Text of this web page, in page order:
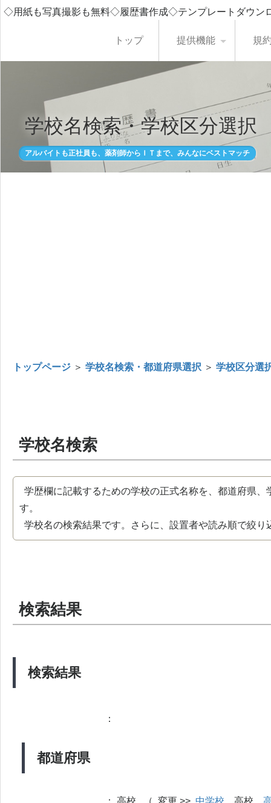
◇用紙も写真撮影も無料◇履歴書作成◇テンプレートダウ
トップ 提供機能 規
学校名検索・学校区分選択
アルバイトも正社員も、薬剤師からＩＴまで、みんなにベストマッチ
トップページ ＞ 学校名検索・都道府県選択 ＞ 学校区分選
学校名検索
学歴欄に記載するための学校の正式名称を、都道府県
す。
学校名の検索結果です。さらに、設置者や読み順で絞り
検索結果
検索結果
都道府県
：
： 高校 （ 変更 >> 中学校 高校